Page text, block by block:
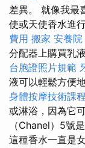
差異。 就像我最
使或天使香水進
費用 搬家 安養院
分配器上購買乳
台胞證照片規範
液可以輕鬆方便
身體按摩技術課程
或淋浴，因為它
（Chanel）5號
這種香水一直是